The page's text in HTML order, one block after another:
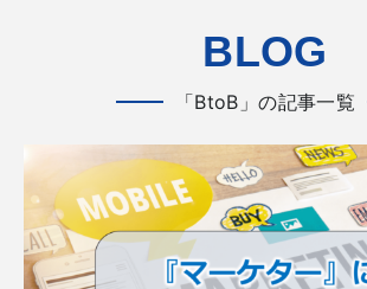
BLOG
「BtoB」の記事一覧